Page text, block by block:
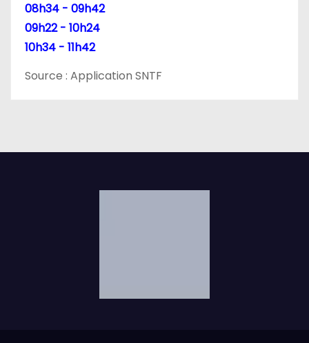
e
08h34 - 09h42
09h22 - 10h24
10h34 - 11h42
Source : Application SNTF